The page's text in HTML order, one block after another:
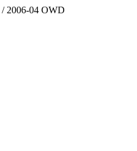
/ 2006-04 OWD